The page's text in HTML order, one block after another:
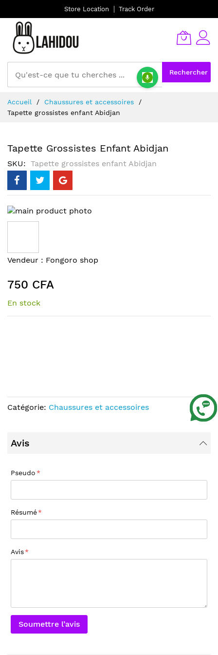
Store Location Track Order
Rechercher
au
contenu
Accueil
Chaussures et accessoires
Tapette grossistes enfant Abidjan
Tapette Grossistes Enfant Abidjan
SKU Tapette grossistes enfant Abidjan
Skip
to
of
the
gallery
Skip
the
beginning
of
Vendeur : Fongoro shop
750 CFA
En stock
Catégorie: Chaussures et accessoires
Avis
Pseudo
Résumé
Avis
Soumettre l’avis